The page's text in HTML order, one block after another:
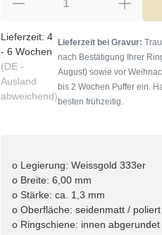
Lieferzeit: 4
- 6 Wochen
(DE -
Ausland
abweichend)
Lieferzeit bei Gravur:
nach Bestätigung Ihrer
August) sowie vor
bis 2 Wochen Puffer ein.
besten frühzeitig.
o Legierung: Weissgold 333er
o Breite: 6,00 mm
o Stärke: ca. 1,3 mm
o Oberfläche: seidenmatt / poliert
o Ringschiene: innen